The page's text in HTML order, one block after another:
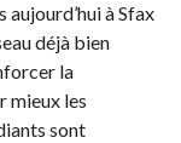
à Sfax
déjà bien
la
mieux les
sont